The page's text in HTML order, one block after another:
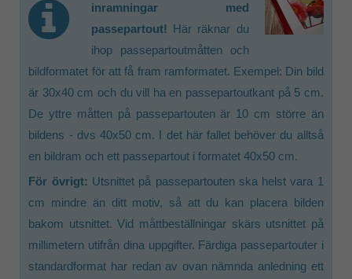
inramningar med
passepartout! Här räknar du
ihop passepartoutmåtten och
bildformatet för att få fram ramformatet. Exempel: Din bild
är 30x40 cm och du vill ha en passepartoutkant på 5 cm.
De yttre måtten på passepartouten är 10 cm större än
bildens - dvs 40x50 cm. I det här fallet behöver du alltså
en bildram och ett passepartout i formatet 40x50 cm.
För övrigt: Utsnittet på passepartouten ska helst vara 1
cm mindre än ditt motiv, så att du kan placera bilden
bakom utsnittet. Vid måttbeställningar skärs utsnittet på
millimetern utifrån dina uppgifter. Färdiga passepartouter i
standardformat har redan av ovan nämnda anledning ett